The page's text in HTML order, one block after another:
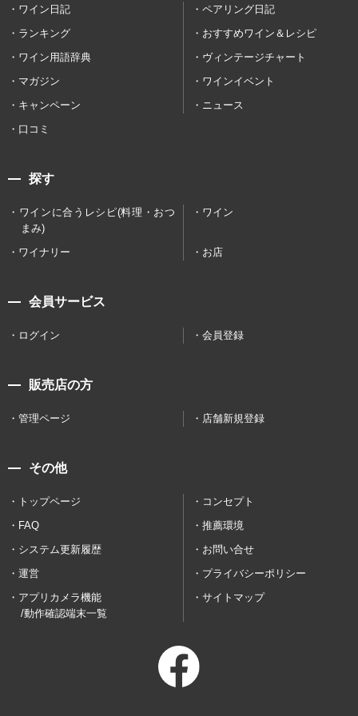
ワイン日記
ペアリング日記
ランキング
おすすめワイン＆レシピ
ワイン用語辞典
ヴィンテージチャート
マガジン
ワインイベント
キャンペーン
ニュース
口コミ
探す
ワインに合うレシピ(料理・おつ
まみ)
ワイン
ワイナリー お店
会員サービス
ログイン 会員登録
販売店の方
管理ページ 店舗新規登録
その他
トップページ
コンセプト
FAQ
推薦環境
システム更新履歴
お問い合せ
運営
プライバシーポリシー
アプリカメラ機能
/動作確認端末一覧
サイトマップ